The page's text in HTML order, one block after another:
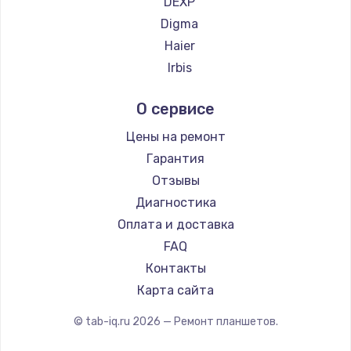
Ремонт платы усилителя
1200 руб.
Заказать
Ремонт платы блока питания
Заказать
Заказать
1100 руб.
Заказать
Digma
Haier
Irbis
Microsoft
BlackView
Amazon
Aquarius
Philips
Dell
HP
Getac
ZTE
О сервисе
Цены на ремонт
Гарантия
Отзывы
Диагностика
Оплата и доставка
FAQ
Контакты
Карта сайта
© tab-iq.ru 2026 — Ремонт планшетов.